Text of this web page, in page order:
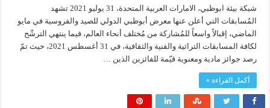
شبكة بيئة ابوظبي، الامارات العربية المتحدة، 31 يوليو 2021 تشهد
المُسابقات التي أعلن عنها معرض أبوظبي الدولي للصيد والفروسية في مايو
الماضي، إقبالاً واسعاً للمُشاركة من مُختلف أنحاء العالم، فيما ينتهي الترشّح
لكافة المسابقات التراثية والفنية والثقافية، في 31 أغسطس 2021، حيث تمّ
رصد جوائز مادية ومعنوية قيّمة للفائزين الذين …
أكمل القراءة »